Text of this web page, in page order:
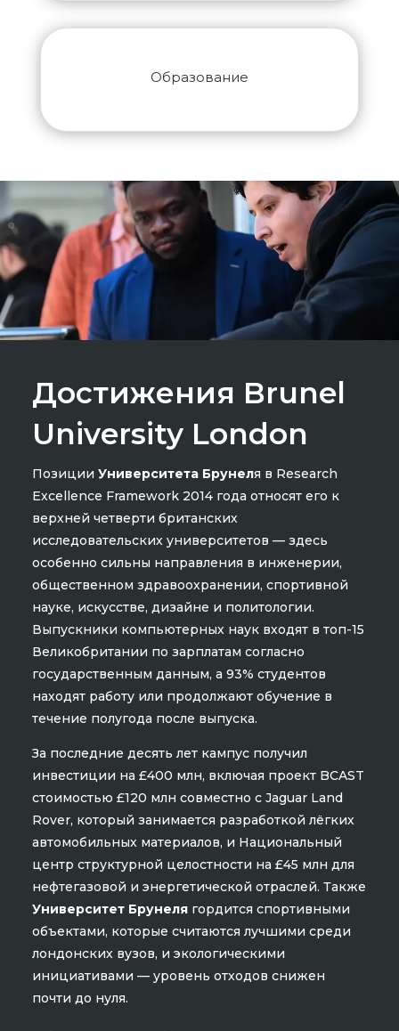
Образование
Достижения Brunel
University London
Позиции Университета Брунеля в Research
Excellence Framework 2014 года относят его к
верхней четверти британских
исследовательских университетов — здесь
особенно сильны направления в инженерии,
общественном здравоохранении, спортивной
науке, искусстве, дизайне и политологии.
Выпускники компьютерных наук входят в топ-15
Великобритании по зарплатам согласно
государственным данным, а 93% студентов
находят работу или продолжают обучение в
течение полугода после выпуска.
За последние десять лет кампус получил
инвестиции на £400 млн, включая проект BCAST
стоимостью £120 млн совместно с Jaguar Land
Rover, который занимается разработкой лёгких
автомобильных материалов, и Национальный
центр структурной целостности на £45 млн для
нефтегазовой и энергетической отраслей. Также
Университет Брунелягордится спортивными
объектами, которые считаются лучшими среди
лондонских вузов, и экологическими
инициативами — уровень отходов снижен
почти до нуля.